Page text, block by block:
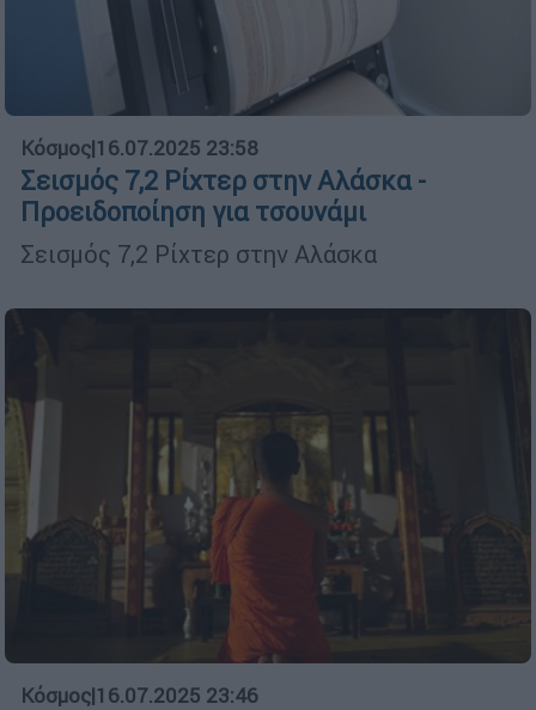
Κόσμος|16.07.2025 23:58
Σεισμός 7,2 Ρίχτερ στην Αλάσκα -
Προειδοποίηση για τσουνάμι
Σεισμός 7,2 Ρίχτερ στην Αλάσκα
Κόσμος|16.07.2025 23:46